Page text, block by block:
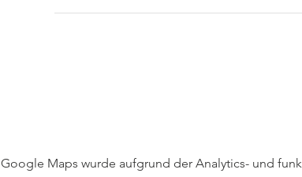
Google Maps wurde aufgrund der Analytics- und